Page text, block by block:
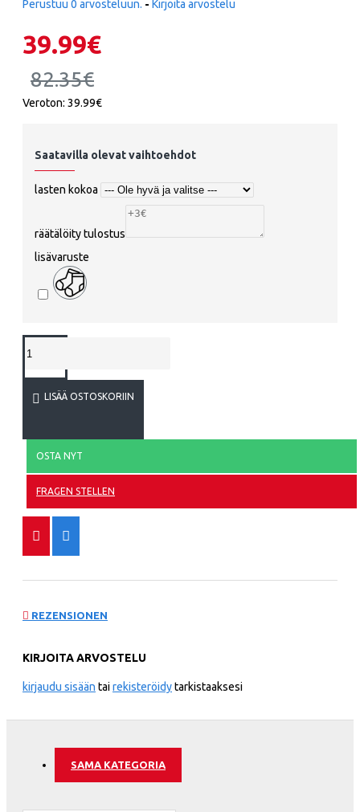
Perustuu 0 arvosteluun. - Kirjoita arvostelu
39.99€
82.35€
Veroton: 39.99€
Saatavilla olevat vaihtoehdot
lasten kokoa
räätälöity tulostus
lisävaruste
LISÄÄ OSTOSKORIIN
OSTA NYT
FRAGEN STELLEN
REZENSIONEN
KIRJOITA ARVOSTELU
kirjaudu sisään tairekisteröidytarkistaaksesi
SAMA KATEGORIA